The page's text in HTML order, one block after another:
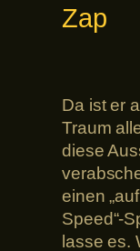
Zap
Da ist er
Traum
diese
einen
Speed“-
lasse es.